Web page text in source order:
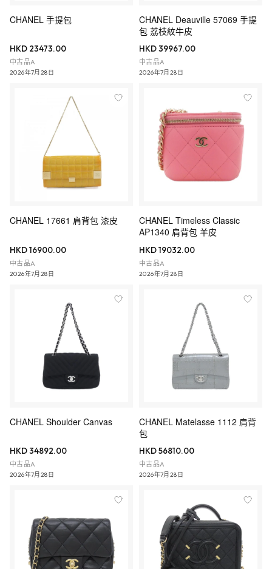
CHANEL 手提包
HKD 23473.00
中古品A
2026年7月28日
CHANEL Deauville 57069 手提
包 荔枝紋牛皮
HKD 39967.00
中古品A
2026年7月28日
CHANEL 17661 肩背包 漆皮
HKD 16900.00
中古品A
2026年7月28日
CHANEL Timeless Classic
AP1340 肩背包 羊皮
HKD 19032.00
中古品A
2026年7月28日
CHANEL Shoulder Canvas
HKD 34892.00
中古品A
2026年7月28日
CHANEL Matelasse 1112 肩背
包
HKD 56810.00
中古品A
2026年7月28日